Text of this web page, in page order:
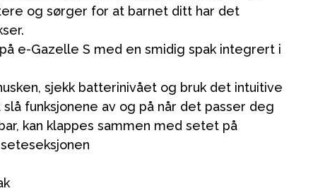
og sørger for at barnet ditt har det
e-Gazelle S med en smidig spak integrert i
sjekk batterinivået og bruk det intuitive
funksjonene av og på når det passer deg
kan klappes sammen med setet på
vår